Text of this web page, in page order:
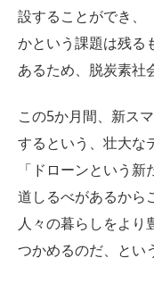
設することができ、
かという課題は残る
あるため、脱炭素社
この5か月間、新ス
するという、壮大な
「ドローンという
道しるべがあるから
人々の暮らしをより
つかめるのだ、とい